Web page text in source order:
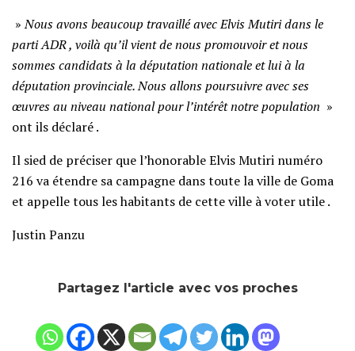
»Nous avons beaucoup travaillé avec Elvis Mutiri dans le
parti ADR , voilà qu’il vient de nous promouvoir et nous
sommes candidats à la députation nationale et lui à la
députation provinciale. Nous allons poursuivre avec ses
œuvres au niveau national pour l’intérêt notre population »
ont ils déclaré .
Il sied de préciser que l’honorable Elvis Mutiri numéro
216 va étendre sa campagne dans toute la ville de Goma
et appelle tous les habitants de cette ville à voter utile .
Justin Panzu
Partagez l'article avec vos proches